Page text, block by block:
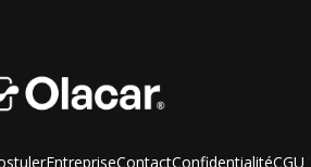
EntrepriseContactConfidentialitéCGU